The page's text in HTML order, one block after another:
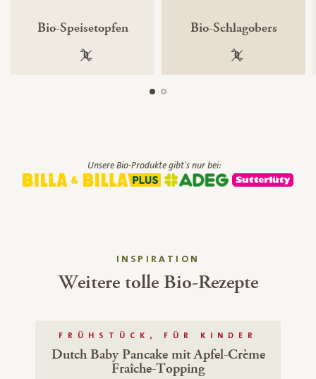
Bio-Speisetopfen
100 % gentechnikfrei
Bio-Schlagobers
100 %
Unsere Bio-Produkte gibt's nur bei:
INSPIRATION
Weitere tolle Bio-Rezepte
FRÜHSTÜCK, FÜR KINDER
Dutch Baby Pancake mit Apfel-Crème
Fraîche-Topping